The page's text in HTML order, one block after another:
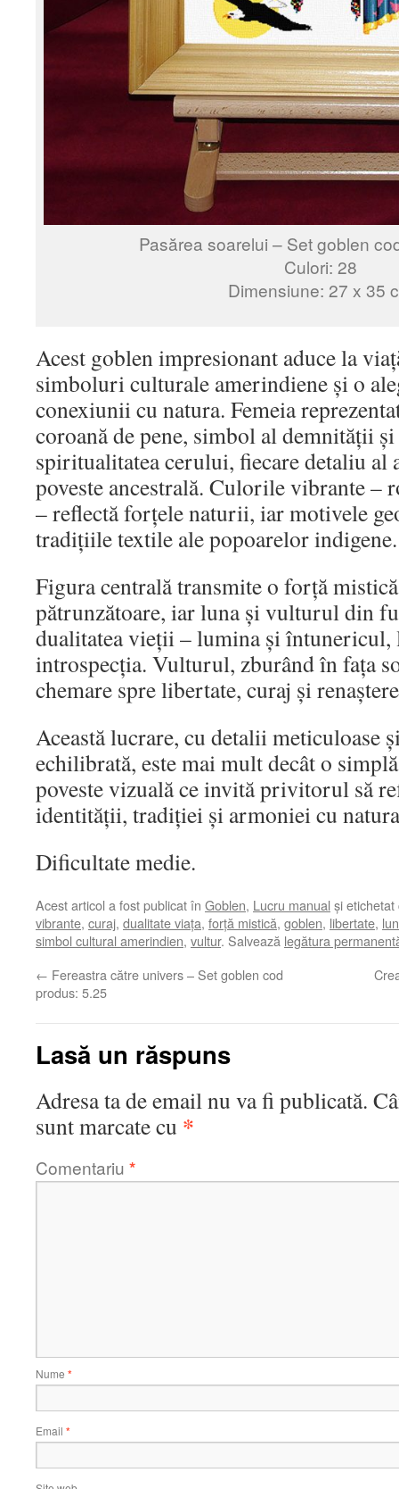
Pasărea soarelui – Set goblen
Culori: 28
Dimensiune: 27 x 35
Acest goblen impresionant aduce la
simboluri culturale amerindiene și o
conexiunii cu natura. Femeia
coroană de pene, simbol al demnității
spiritualitatea cerului, fiecare detaliu al
poveste ancestrală. Culorile vibrante –
– reflectă forțele naturii, iar motivele
tradițiile textile ale popoarelor indigene.
Figura centrală transmite o forță
pătrunzătoare, iar luna și vulturul din
dualitatea vieții – lumina și întunericul,
introspecția. Vulturul, zburând în fața
chemare spre libertate, curaj și
Această lucrare, cu detalii meticuloase
echilibrată, este mai mult decât o
poveste vizuală ce invită privitorul să
identității, tradiției și armoniei cu
Dificultate medie.
Acest articol a fost publicat în Goblen, Lucru manual și
vibrante, curaj, dualitate viața, forță mistică, goblen, libertate,
simbol cultural amerindien, vultur. Salvează legătura
← Fereastra către univers – Set goblen cod
produs: 5.25
Lasă un răspuns
Adresa ta de email nu va fi publicată.
sunt marcate cu *
Comentariu *
Nume *
Email *